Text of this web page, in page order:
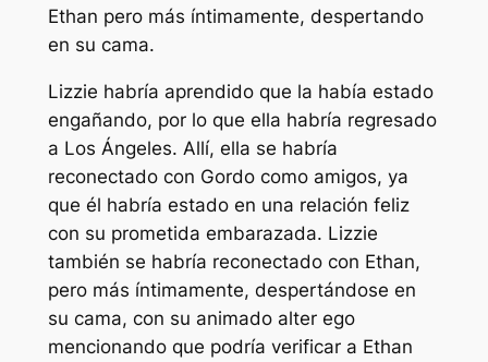
Ethan pero más íntimamente, despertando
en su cama.
Lizzie habría aprendido que la había estado
engañando, por lo que ella habría regresado
a Los Ángeles. Allí, ella se habría
reconectado con Gordo como amigos, ya
que él habría estado en una relación feliz
con su prometida embarazada. Lizzie
también se habría reconectado con Ethan,
pero más íntimamente, despertándose en
su cama, con su animado alter ego
mencionando que podría verificar a Ethan